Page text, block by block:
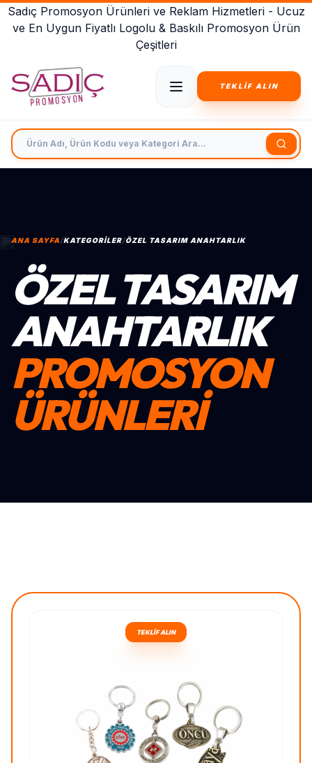
Sadıç Promosyon Ürünleri ve Reklam Hizmetleri - Ucuz
ve En Uygun Fiyatlı Logolu & Baskılı Promosyon Ürün
Çeşitleri
TEKLİF ALIN
Ürün Adı, Ürün Kodu veya Kategori Ara
ANA SAYFA/KATEGORILER/ÖZEL TASARIM ANAHTARLIK
ÖZEL TASARIM
ANAHTARLIK
PROMOSYON
ÜRÜNLERİ
TEKLİF ALIN